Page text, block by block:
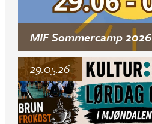
MIF Sommercamp 2026
29.05.26